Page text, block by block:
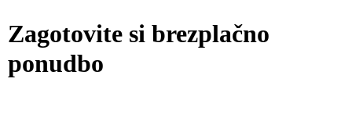
Zagotovite si brezplačno
ponudbo